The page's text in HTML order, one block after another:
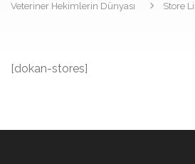
Veteriner Hekimlerin Dünyası Store
[dokan-stores]